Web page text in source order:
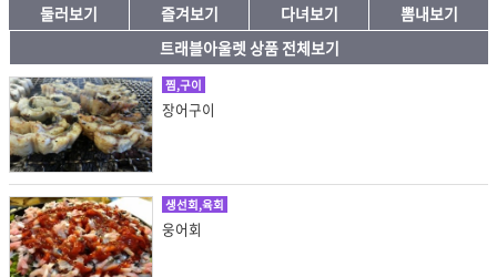
둘러보기
즐겨보기 다녀보기
뽐내보기
트래블아울렛 상품 전체보기
찜,구이
장어구이
생선회,육회
웅어회